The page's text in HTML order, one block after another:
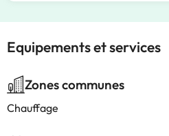
Equipements et services
Zones communes
Chauffage